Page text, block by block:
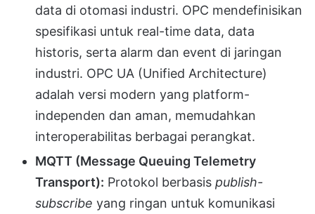
data di otomasi industri. OPC mendefinisikan
spesifikasi untuk real-time data, data
historis, serta alarm dan event di jaringan
industri. OPC UA (Unified Architecture)
adalah versi modern yang platform-
independen dan aman, memudahkan
interoperabilitas berbagai perangkat.
MQTT (Message Queuing Telemetry
Transport): Protokol berbasis publish-
subscribe yang ringan untuk komunikasi